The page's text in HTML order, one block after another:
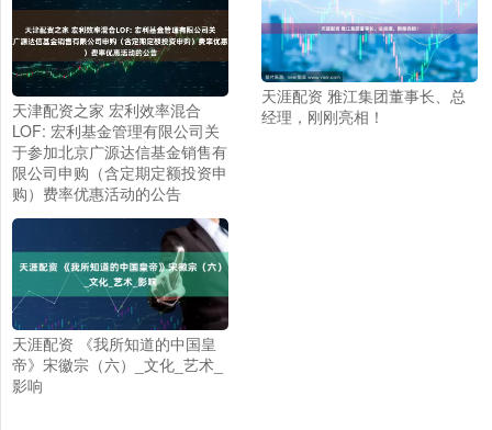
天津配资之家 宏利效率混合
LOF: 宏利基金管理有限公司关
于参加北京广源达信基金销售有
限公司申购（含定期定额投资申
购）费率优惠活动的公告
天涯配资 雅江集团董事长、总
经理，刚刚亮相！
天涯配资 《我所知道的中国皇
帝》宋徽宗（六）_文化_艺术_
影响